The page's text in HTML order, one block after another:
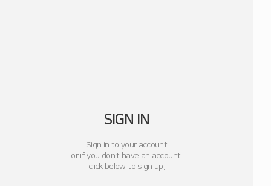
SIGN IN
Sign in to your account
or if you don't have an account.
click below to sign up.